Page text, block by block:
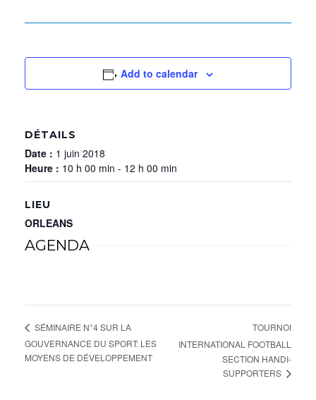
Add to calendar
DÉTAILS
Date : 1 juin 2018
Heure : 10 h 00 min - 12 h 00 min
LIEU
ORLEANS
AGENDA
SÉMINAIRE N°4 SUR LA
GOUVERNANCE DU SPORT: LES
MOYENS DE DÉVELOPPEMENT
TOURNOI
INTERNATIONAL FOOTBALL
SECTION HANDI-
SUPPORTERS